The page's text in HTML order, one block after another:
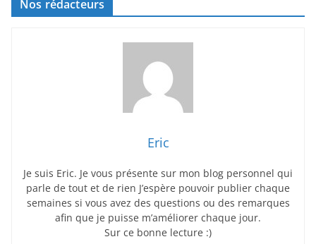
Nos rédacteurs
Eric
Je suis Eric. Je vous présente sur mon blog personnel qui
parle de tout et de rien J’espère pouvoir publier chaque
semaines si vous avez des questions ou des remarques
afin que je puisse m’améliorer chaque jour.
Sur ce bonne lecture :)